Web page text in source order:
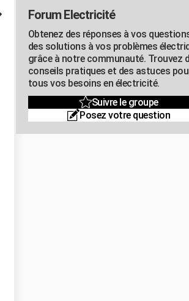
Forum Electricité
Obtenez des réponses à vos
des solutions à vos problèmes
grâce à notre communauté. Trouvez
conseils pratiques et des astuces
tous vos besoins en électricité.
Suivre le groupe
Posez votre question